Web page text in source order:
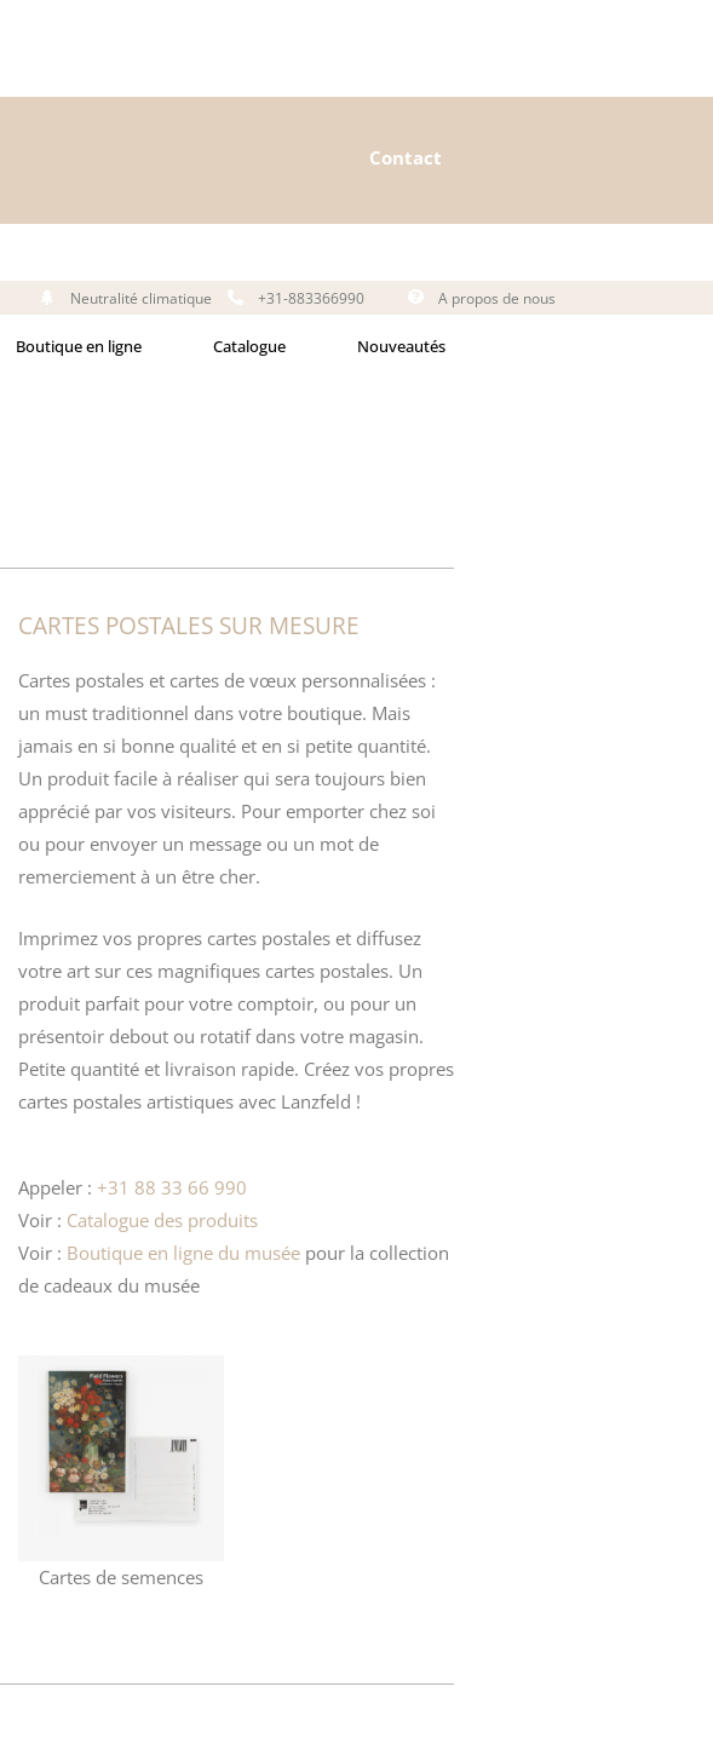
Contact
Neutralité climatique +31-883366990 A propos de nous
Boutique en ligne Catalogue Nouveautés
CARTES POSTALES SUR MESURE
Cartes postales et cartes de vœux personnalisées :
un must traditionnel dans votre boutique. Mais
jamais en si bonne qualité et en si petite quantité.
Un produit facile à réaliser qui sera toujours bien
apprécié par vos visiteurs. Pour emporter chez soi
ou pour envoyer un message ou un mot de
remerciement à un être cher.
Imprimez vos propres cartes postales et diffusez
votre art sur ces magnifiques cartes postales. Un
produit parfait pour votre comptoir, ou pour un
présentoir debout ou rotatif dans votre magasin.
Petite quantité et livraison rapide. Créez vos propres
cartes postales artistiques avec Lanzfeld !
Appeler : +31 88 33 66 990
Voir : Catalogue des produits
Voir : Boutique en ligne du musée pour la collection
de cadeaux du musée
Cartes de semences